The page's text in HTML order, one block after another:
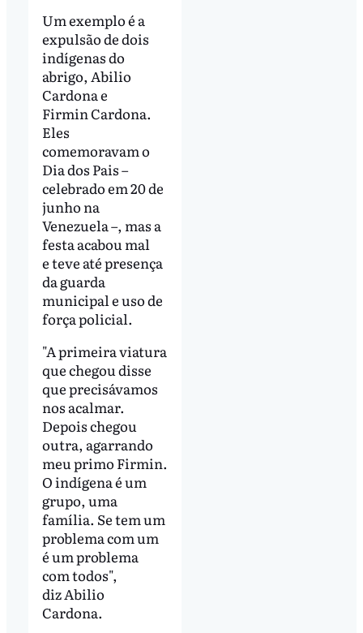
Um exemplo é a
expulsão de dois
indígenas do
abrigo, Abilio
Cardona e
Firmin Cardona.
Eles
comemoravam o
Dia dos Pais –
celebrado em 20 de
junho na
Venezuela –, mas a
festa acabou mal
e teve até presença
da guarda
municipal e uso de
força policial.
"A primeira viatura
que chegou disse
que precisávamos
nos acalmar.
Depois chegou
outra, agarrando
meu primo Firmin.
O indígena é um
grupo, uma
família. Se tem um
problema com um
é um problema
com todos",
diz Abilio
Cardona.